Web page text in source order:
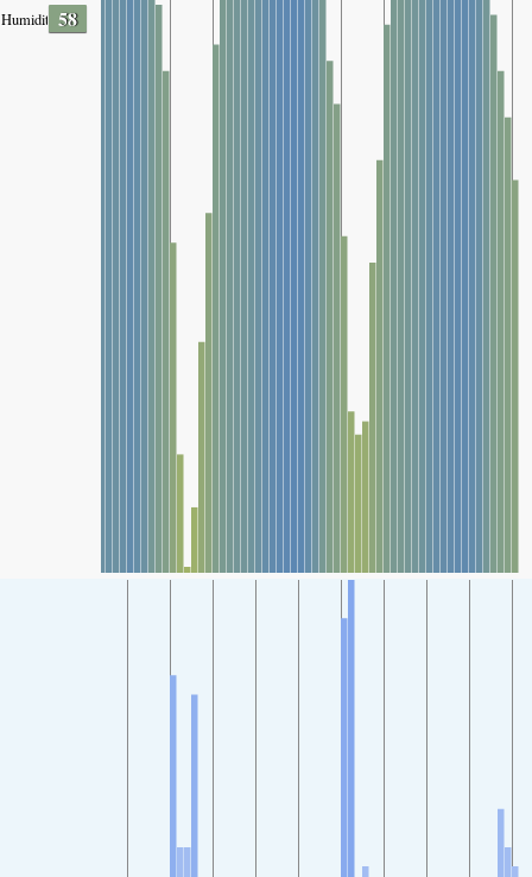
Humidity 58